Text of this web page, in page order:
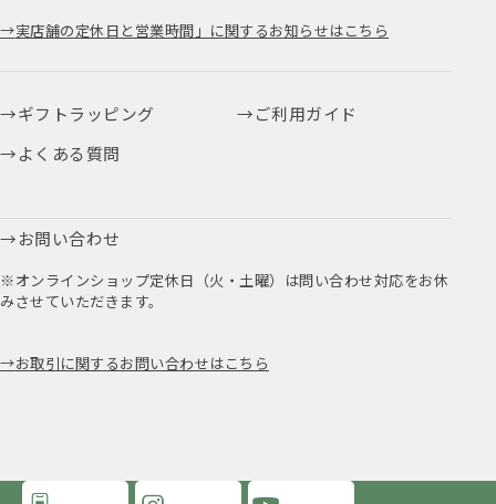
実店舗の定休日と営業時間」に関するお知らせはこちら
ギフトラッピング
ご利用ガイド
よくある質問
お問い合わせ
※オンラインショップ定休日（火・土曜）は問い合わせ対応をお休
みさせていただきます。
お取引に関するお問い合わせはこちら